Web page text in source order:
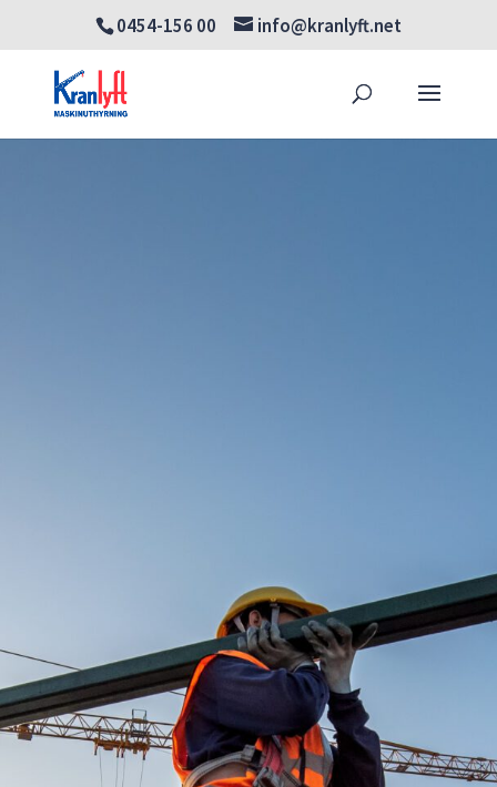
0454-156 00 info@kranlyft.net